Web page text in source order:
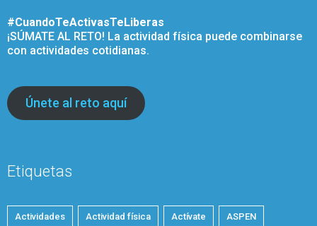
#CuandoTeActivasTeLiberas
¡SÚMATE AL RETO! La actividad física puede combinarse
con actividades cotidianas.
Únete al reto aquí
Etiquetas
Actividades Actividad física Actívate ASPEN